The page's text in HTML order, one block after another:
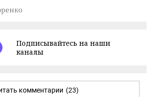
Подписывайтесь на наши
каналы
комментарии (23)